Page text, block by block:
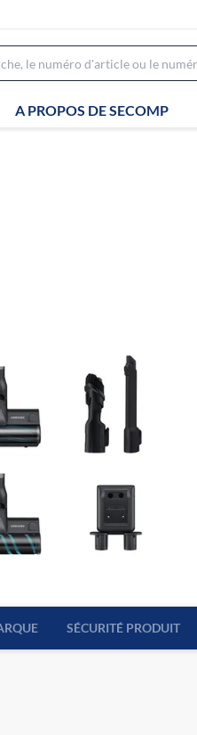
A PROPOS DE SECOMP
SÉCURITÉ PRODUIT